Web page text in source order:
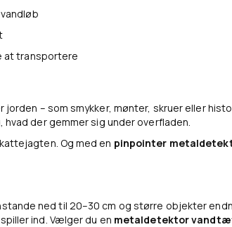
at transportere
– som smykker, mønter, skruer eller
der gemmer sig under overfladen.
Og med en pinpointer
ned til 20–30 cm og større objekter
ind. Vælger du en metaldetektor